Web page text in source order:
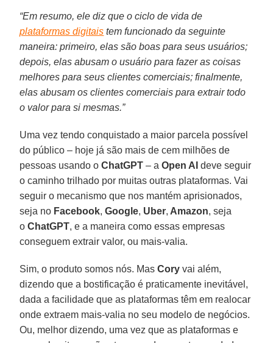
“Em resumo, ele diz que o ciclo de vida de
plataformas digitais tem funcionado da seguinte
maneira: primeiro, elas são boas para seus usuários;
depois, elas abusam o usuário para fazer as coisas
melhores para seus clientes comerciais; finalmente,
elas abusam os clientes comerciais para extrair todo
o valor para si mesmas.”
Uma vez tendo conquistado a maior parcela possível
do público – hoje já são mais de cem milhões de
pessoas usando oChatGPT – aOpen AI deve seguir
o caminho trilhado por muitas outras plataformas. Vai
seguir o mecanismo que nos mantém aprisionados,
seja no Facebook,Google, Uber, Amazon, seja
oChatGPT, e a maneira como essas empresas
conseguem extrair valor, ou mais-valia.
Sim, o produto somos nós. MasCory vai além,
dizendo que a bostificação é praticamente inevitável,
dada a facilidade que as plataformas têm em realocar
onde extraem mais-valia no seu modelo de negócios.
Ou, melhor dizendo, uma vez que as plataformas e